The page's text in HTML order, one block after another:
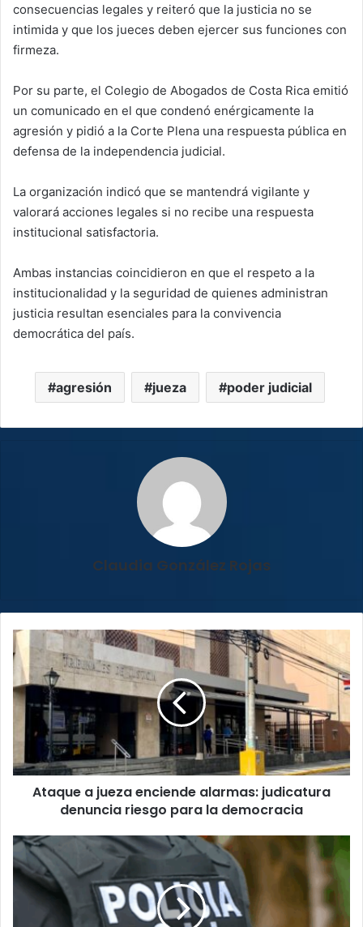
consecuencias legales y reiteró que la justicia no se
intimida y que los jueces deben ejercer sus funciones con
firmeza.
Por su parte, el Colegio de Abogados de Costa Rica emitió
un comunicado en el que condenó enérgicamente la
agresión y pidió a la Corte Plena una respuesta pública en
defensa de la independencia judicial.
La organización indicó que se mantendrá vigilante y
valorará acciones legales si no recibe una respuesta
institucional satisfactoria.
Ambas instancias coincidieron en que el respeto a la
institucionalidad y la seguridad de quienes administran
justicia resultan esenciales para la convivencia
democrática del país.
agresión jueza poder judicial
Claudia González Rojas
Ataque
a
jueza
enciende
alarmas:
judicatura
denuncia
para
democracia
Ataque a jueza enciende alarmas: judicatura
denuncia riesgo para la democracia
Capturan
a
sospechoso